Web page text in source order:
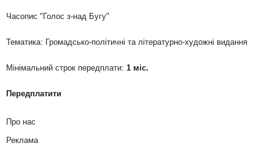
Часопис "Голос з-над Бугу"
Тематика: Громадсько-політичні та літературно-художні видання
Мінімальний строк передплати: 1 міс.
Передплатити
Про нас
Реклама